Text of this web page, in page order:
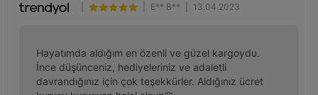
E** B** 13.04.2023
Hayatımda aldığım en özenli ve güzel kargoydu.
İnce düşünceniz, hediyeleriniz ve adaletli
davrandığınız için çok teşekkürler. Aldığınız ücret